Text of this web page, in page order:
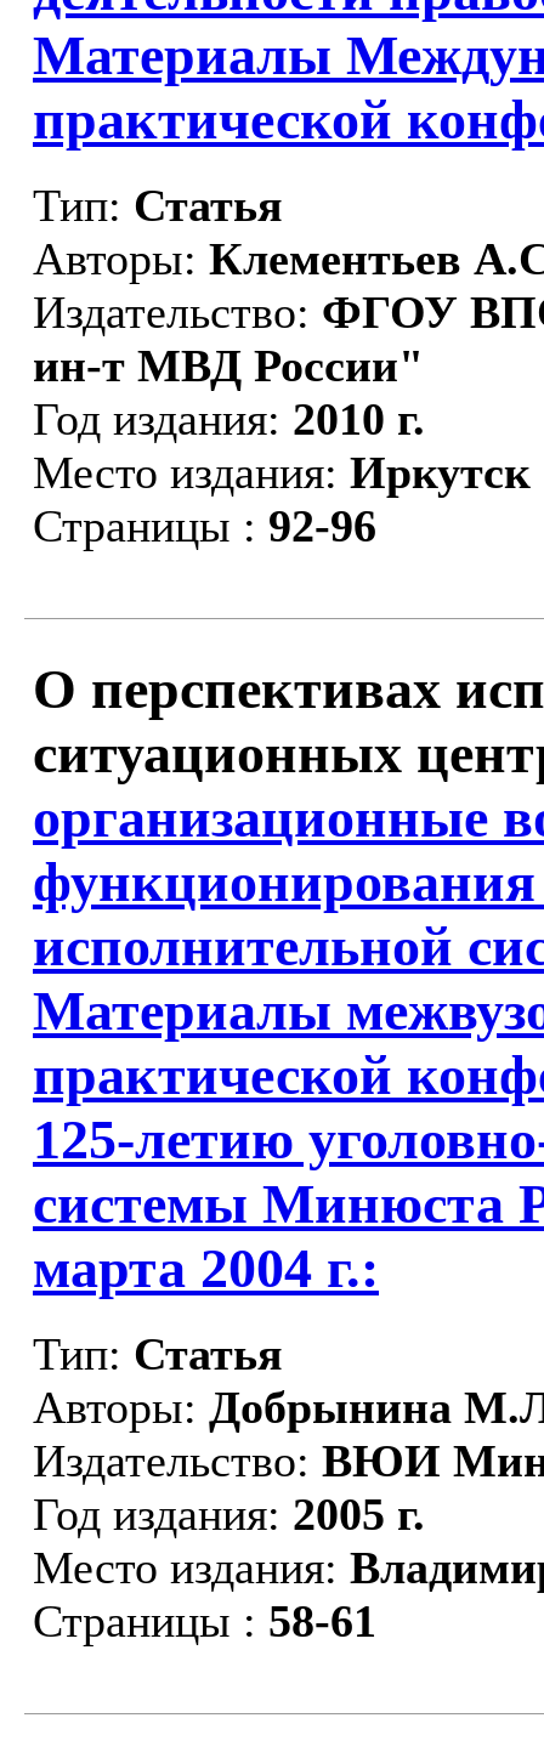
Материалы
практической
Тип: Статья
Авторы: Клементьев
Издательство: ФГОУ
ин-т МВД России"
Год издания: 2010 г.
Место издания: Иркутск
Страницы : 92-96
О перспективах
ситуационных
организационные
функционирования
исполнительной
Материалы
практической
125-летию
системы Минюста
марта 2004 г.:
Тип: Статья
Авторы: Добрынина
Издательство: ВЮИ
Год издания: 2005 г.
Место издания:
Страницы : 58-61